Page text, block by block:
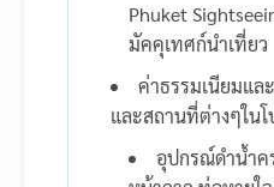
Phuket
มัคคุเทศก์นำเที่ยว
ค่าธรรมเนียมแล
และสถานที่ต่างๆใน
อุปกรณ์ดำน้ำค